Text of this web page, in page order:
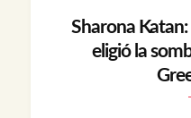
Sharona
eligió la